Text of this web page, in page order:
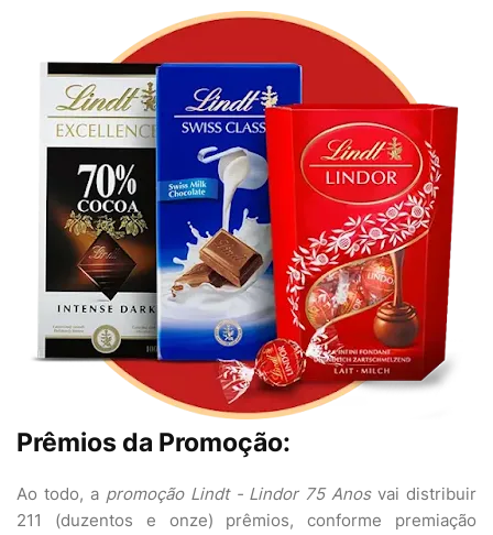
Prêmios da Promoção:
Ao todo, apromoção Lindt - Lindor 75 Anosvai distribuir
211 (duzentos e onze) prêmios, conforme premiação